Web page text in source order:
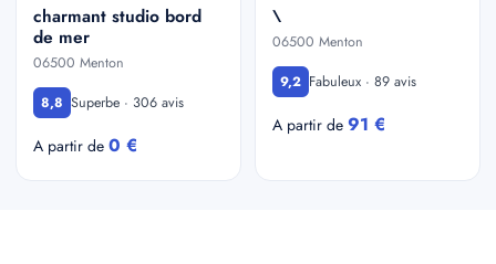
charmant studio bord
de mer
06500 Menton
8,8 Superbe · 306 avis
A partir de 0 €
\
06500 Menton
9,2 Fabuleux · 89 avis
A partir de 91 €